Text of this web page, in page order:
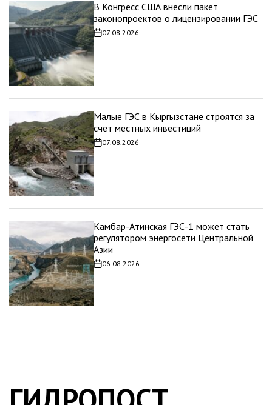
В Конгресс США внесли пакет
законопроектов о лицензировании ГЭС
Дата
записи
07.08.2026
Малые ГЭС в Кыргызстане строятся за
счет местных инвестиций
Дата
записи
07.08.2026
Камбар-Атинская ГЭС-1 может стать
регулятором энергосети Центральной
Азии
Дата
записи
06.08.2026